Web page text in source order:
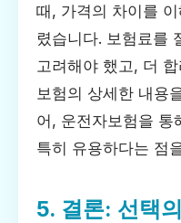
때, 가격의 차이를
렸습니다. 보험료를
고려해야 했고, 더
보험의 상세한 내용
어, 운전자보험을 통
특히 유용하다는 점
5. 결론: 선택